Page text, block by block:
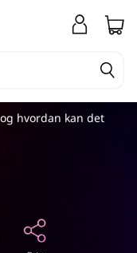
hvordan kan det